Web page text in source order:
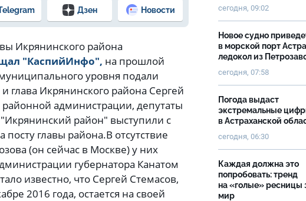
Дзен Новости
Икрянинского района
"КаспийИнфо", на прошлой
уровня подали
глава Икрянинского района Сергей
администрации, депутаты
район" выступили с
главы района.В отсутствие
(он сейчас в Москве) у них
губернатора Канатом
известно, что Сергей Стемасов,
2016 года, остается на своей
сегодня, 09:02
Новое судно
в морской порт
ледокол из
сегодня, 07:58
Погода выдаст
экстремальные
в Астраханской
сегодня, 06:30
Каждая должна это
попробовать: тренд
на «голые» ресницы
мир